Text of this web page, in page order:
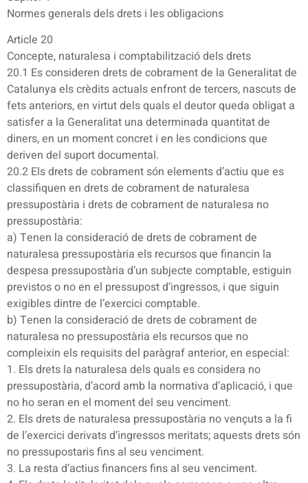
Normes generals dels drets i les obligacions
Article 20
Concepte, naturalesa i comptabilització dels drets
20.1 Es consideren drets de cobrament de la Generalitat de
Catalunya els crèdits actuals enfront de tercers, nascuts de
fets anteriors, en virtut dels quals el deutor queda obligat a
satisfer a la Generalitat una determinada quantitat de
diners, en un moment concret i en les condicions que
deriven del suport documental.
20.2 Els drets de cobrament són elements d’actiu que es
classifiquen en drets de cobrament de naturalesa
pressupostària i drets de cobrament de naturalesa no
pressupostària:
a) Tenen la consideració de drets de cobrament de
naturalesa pressupostària els recursos que financin la
despesa pressupostària d’un subjecte comptable, estiguin
previstos o no en el pressupost d’ingressos, i que siguin
exigibles dintre de l’exercici comptable.
b) Tenen la consideració de drets de cobrament de
naturalesa no pressupostària els recursos que no
compleixin els requisits del paràgraf anterior, en especial:
1. Els drets la naturalesa dels quals es considera no
pressupostària, d’acord amb la normativa d’aplicació, i que
no ho seran en el moment del seu venciment.
2. Els drets de naturalesa pressupostària no vençuts a la fi
de l’exercici derivats d’ingressos meritats; aquests drets són
no pressupostaris fins al seu venciment.
3. La resta d’actius financers fins al seu venciment.